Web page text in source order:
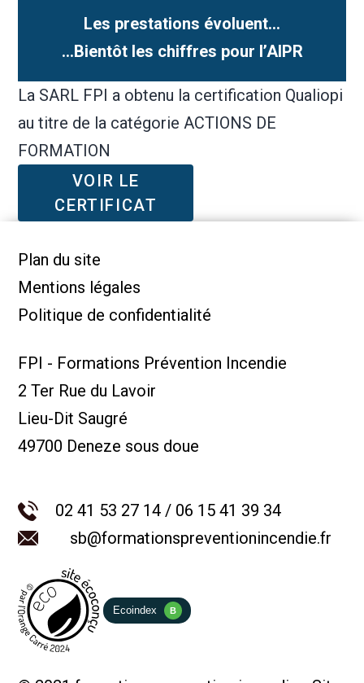
Les prestations évoluent…
…Bientôt les chiffres pour l’AIPR
La SARL FPI a obtenu la certification Qualiopi
au titre de la catégorie ACTIONS DE
FORMATION
VOIR LE
CERTIFICAT
Plan du site
Mentions légales
Politique de confidentialité
FPI - Formations Prévention Incendie
2 Ter Rue du Lavoir
Lieu-Dit Saugré
49700 Deneze sous doue
02 41 53 27 14 / 06 15 41 39 34
sb@formationspreventionincendie.fr